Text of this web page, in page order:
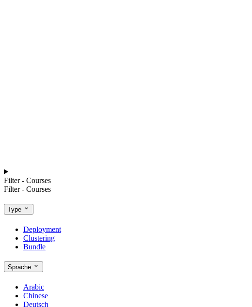
Filter - Courses
Filter - Courses
Type
Deployment
Clustering
Bundle
Sprache
Arabic
Chinese
Deutsch